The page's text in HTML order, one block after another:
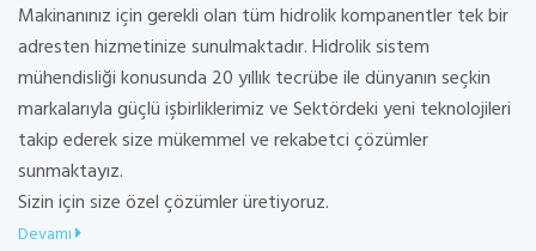
Makinanınız için gerekli olan tüm hidrolik kompanentler tek bir
adresten hizmetinize sunulmaktadır. Hidrolik sistem
mühendisliği konusunda 20 yıllık tecrübe ile dünyanın seçkin
markalarıyla güçlü işbirliklerimiz ve Sektördeki yeni teknolojileri
takip ederek size mükemmel ve rekabetci çözümler
sunmaktayız.
Sizin için size özel çözümler üretiyoruz.
Devamı